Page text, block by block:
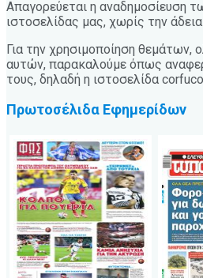
Απαγορεύεται η αναδημοσίευση
ιστοσελίδας μας, χωρίς την
Για την χρησιμοποίηση θεμάτων,
αυτών, παρακαλούμε όπως
τους, δηλαδή η ιστοσελίδα
Πρωτοσέλιδα Εφημερίδων